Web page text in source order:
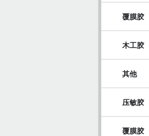
覆膜胶
木工胶
其他
压敏胶
覆膜胶